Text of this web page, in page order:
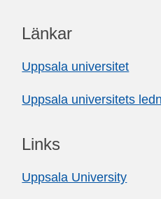
Länkar
Uppsala universitet
Uppsala universitets
Links
Uppsala University